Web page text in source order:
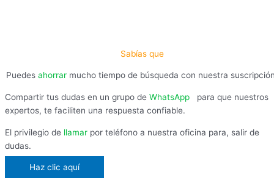
Sabías que
Puedes ahorrar mucho tiempo de búsqueda con nuestra
Compartir tus dudas en un grupo de WhatsApp
para que nuestros
expertos, te faciliten una respuesta confiable.
El privilegio de llamar por teléfono a nuestra oficina para, salir de
dudas.
Haz clic aquí